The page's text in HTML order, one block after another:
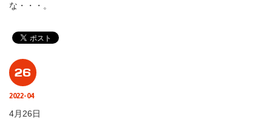
な・・・。
26
2022-04
4月26日